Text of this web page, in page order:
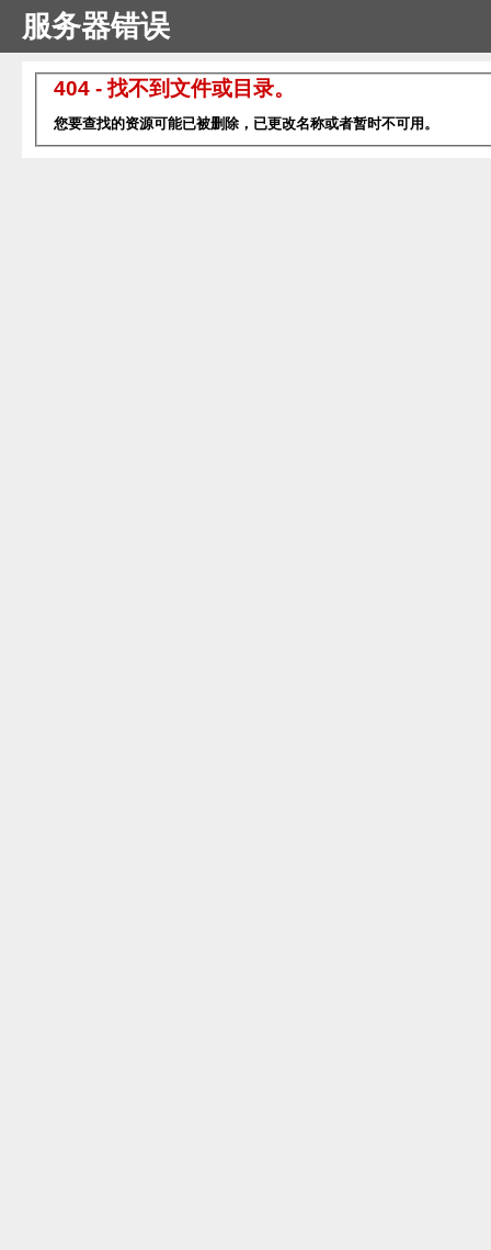
服务器错误
404 - 找不到文件或目录。
您要查找的资源可能已被删除，已更改名称或者暂时不可用。